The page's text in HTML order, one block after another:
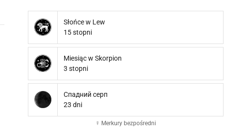
Słońce w Lew
15 stopni
Miesiąc w Skorpion
3 stopni
Спадний серп
23 dni
☿ Merkury bezpośredni